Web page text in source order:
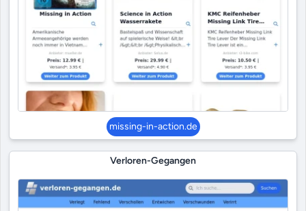
missing-in-action.de
Verloren-Gegangen